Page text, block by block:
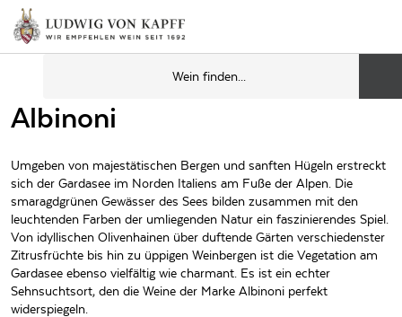
Albinoni
Umgeben von majestätischen Bergen und sanften Hügeln erstreckt
sich der Gardasee im Norden Italiens am Fuße der Alpen. Die
smaragdgrünen Gewässer des Sees bilden zusammen mit den
leuchtenden Farben der umliegenden Natur ein faszinierendes Spiel.
Von idyllischen Olivenhainen über duftende Gärten verschiedenster
Zitrusfrüchte bis hin zu üppigen Weinbergen ist die Vegetation am
Gardasee ebenso vielfältig wie charmant. Es ist ein echter
Sehnsuchtsort, den die Weine der Marke Albinoni perfekt
widerspiegeln.